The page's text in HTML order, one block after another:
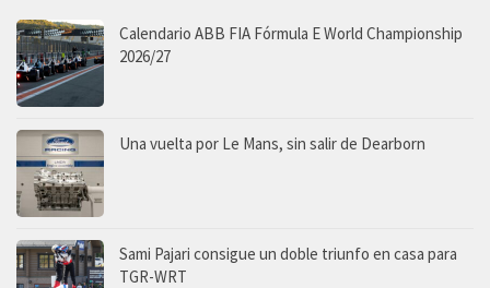
Calendario ABB FIA Fórmula E World Championship
2026/27
Una vuelta por Le Mans, sin salir de Dearborn
Sami Pajari consigue un doble triunfo en casa para
TGR-WRT